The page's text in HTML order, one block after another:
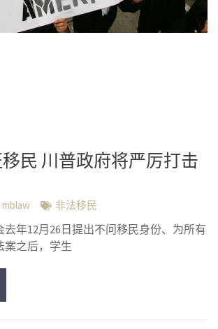
民 川普政府将严厉打击
mblaw 非法移民
年12月26日提出不问移民身份、为所有
案之后，学生